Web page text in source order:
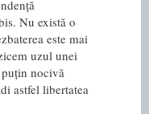
Nu există o
este mai
uzul unei
puțin nocivă
astfel libertatea